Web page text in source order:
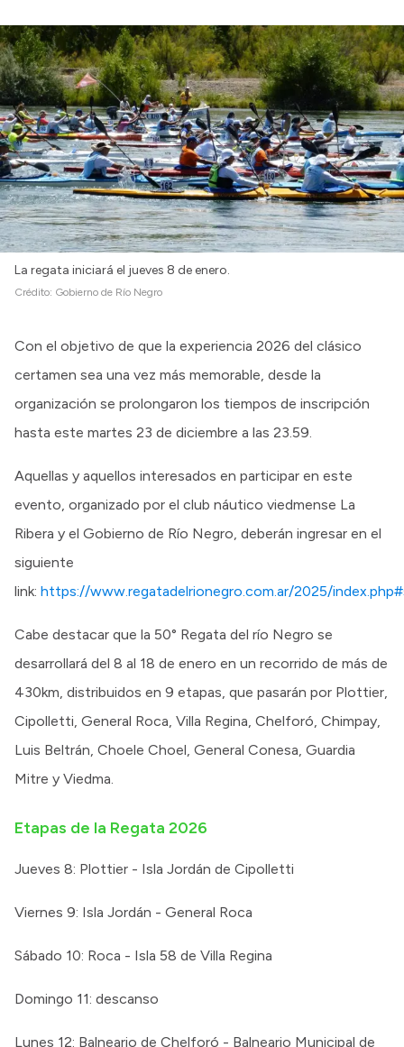
Convocatorias
Intranet
Login
La regata iniciará el jueves 8 de enero.
Crédito: Gobierno de Río Negro
Con el objetivo de que la experiencia 2026 del clásico
certamen sea una vez más memorable, desde la
organización se prolongaron los tiempos de inscripción
hasta este martes 23 de diciembre a las 23.59.
Aquellas y aquellos interesados en participar en este
evento, organizado por el club náutico viedmense La
Ribera y el Gobierno de Río Negro, deberán ingresar en el
siguiente
link: https://www.regatadelrionegro.com.ar/2025/
Cabe destacar que la 50° Regata del río Negro se
desarrollará del 8 al 18 de enero en un recorrido de más de
430km, distribuidos en 9 etapas, que pasarán por Plottier,
Cipolletti, General Roca, Villa Regina, Chelforó, Chimpay,
Luis Beltrán, Choele Choel, General Conesa, Guardia
Mitre y Viedma.
Etapas de la Regata 2026
Jueves 8: Plottier - Isla Jordán de Cipolletti
Viernes 9: Isla Jordán - General Roca
Sábado 10: Roca - Isla 58 de Villa Regina
Domingo 11: descanso
Lunes 12: Balneario de Chelforó - Balneario Municipal de